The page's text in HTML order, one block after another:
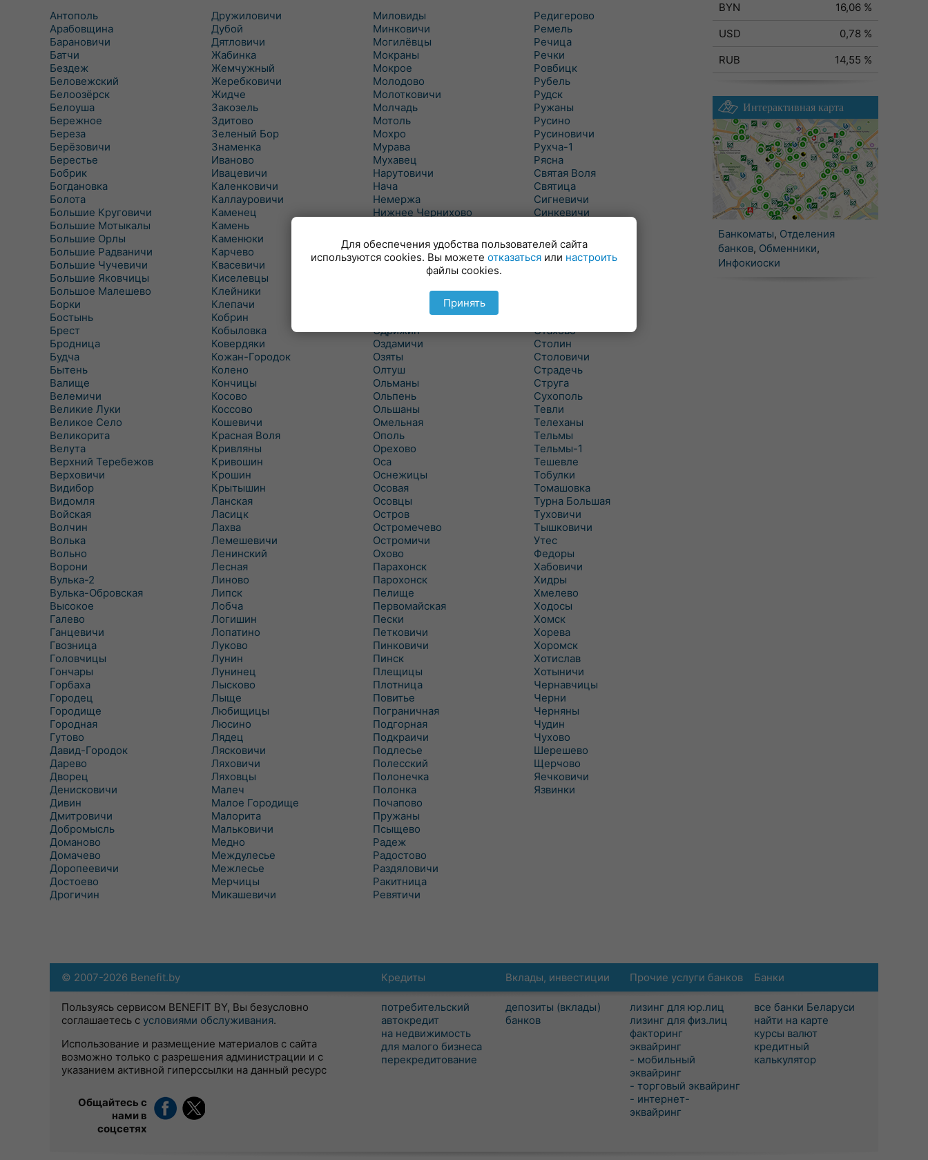
Антополь
Арабовщина
Барановичи
Батчи
Бездеж
Беловежский
Белоозёрск
Белоуша
Бережное
Береза
Берёзовичи
Берестье
Бобрик
Богдановка
Болота
Большие Круговичи
Большие Мотыкалы
Большие Орлы
Большие Радваничи
Большие Чучевичи
Большие Яковчицы
Большое Малешево
Борки
Бостынь
Брест
Бродница
Будча
Бытень
Валище
Велемичи
Великие Луки
Великое Село
Великорита
Велута
Верхний Теребежов
Верховичи
Видибор
Видомля
Войская
Волчин
Волька
Вольно
Ворони
Вулька-2
Вулька-Обровская
Высокое
Галево
Ганцевичи
Гвозница
Головчицы
Гончары
Горбаха
Городец
Городище
Городная
Гутово
Давид-Городок
Дарево
Дворец
Денисковичи
Дивин
Дмитровичи
Добромысль
Доманово
Домачево
Доропеевичи
Достоево
Дрогичин
Дружиловичи
Дубой
Дятловичи
Жабинка
Жемчужный
Жеребковичи
Жидче
Закозель
Здитово
Зеленый Бор
Знаменка
Иваново
Ивацевичи
Каленковичи
Каллауровичи
Каменец
Камень
Каменюки
Карчево
Квасевичи
Киселевцы
Клейники
Клепачи
Кобрин
Кобыловка
Ковердяки
Кожан-Городок
Колено
Кончицы
Косово
Коссово
Кошевичи
Красная Воля
Кривляны
Кривошин
Крошин
Крытышин
Ланская
Ласицк
Лахва
Лемешевичи
Ленинский
Лесная
Линово
Липск
Лобча
Логишин
Лопатино
Луково
Лунин
Лунинец
Лысково
Лыще
Любищицы
Люсино
Лядец
Лясковичи
Ляховичи
Ляховцы
Малеч
Малое Городище
Малорита
Мальковичи
Медно
Междулесье
Межлесье
Мерчицы
Микашевичи
Миловиды
Минковичи
Могилёвцы
Мокраны
Мокрое
Молодово
Молотковичи
Молчадь
Мотоль
Мохро
Мурава
Мухавец
Нарутовичи
Нача
Немержа
Нижнее Чернихово
Новицковичи
Новоселки
Новые Засимовичи
Новые Лыщицы
Оберовщина
Одрижин
Оздамичи
Озяты
Олтуш
Ольманы
Ольпень
Ольшаны
Омельная
Ополь
Орехово
Оса
Оснежицы
Осовая
Осовцы
Остров
Остромечево
Остромичи
Охово
Парахонск
Парохонск
Пелище
Первомайская
Пески
Петковичи
Пинковичи
Пинск
Плещицы
Плотница
Повитье
Пограничная
Подгорная
Подкраичи
Подлесье
Полесский
Полонечка
Полонка
Почапово
Пружаны
Псыщево
Радеж
Радостово
Раздяловичи
Ракитница
Ревятичи
Редигерово
Ремель
Речица
Речки
Ровбицк
Рубель
Рудск
Ружаны
Русино
Русиновичи
Рухча-1
Рясна
Святая Воля
Святица
Сигневичи
Синкевичи
Снитово
Соколово
Сочивки
Стахово
Столин
Столовичи
Страдечь
Струга
Сухополь
Тевли
Телеханы
Тельмы
Тельмы-1
Тешевле
Тобулки
Томашовка
Турна Большая
Туховичи
Тышковичи
Утес
Федоры
Хабовичи
Хидры
Хмелево
Ходосы
Хомск
Хорева
Хоромск
Хотислав
Хотыничи
Чернавчицы
Черни
Черняны
Чудин
Чухово
Шерешево
Щерчово
Яечковичи
Язвинки
BYN
16,06 %
USD
0,78 %
RUB
14,55 %
Интерактивная карта
Банкоматы, Отделения
банков, Обменники,
Инфокиоски
Кредиты
потребительский
автокредит
на недвижимость
для малого бизнеса
перекредитование
Вклады, инвестиции
депозиты (вклады)
банков
Прочие услуги банков
лизинг для юр.лиц
лизинг для физ.лиц
факторинг
эквайринг
- мобильный
эквайринг
- торговый эквайринг
- интернет-
эквайринг
Банки
все банки Беларуси
найти на карте
курсы валют
кредитный
калькулятор
© 2007-2026 Benefit.by
Пользуясь сервисом BENEFIT BY, Вы безусловно
соглашаетесь с условиями обслуживания.
Использование и размещение материалов с сайта
возможно только с разрешения администрации и с
указанием активной гиперссылки на данный ресурс
Общайтесь с
нами в
соцсетях
Для обеспечения удобства пользователей сайта
используются cookies. Вы можете отказаться или настроить
файлы cookies.
Принять